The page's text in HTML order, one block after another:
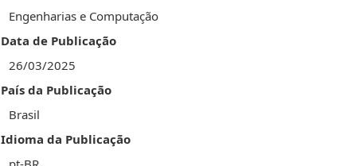
Engenharias e Computação
Data de Publicação
26/03/2025
País da Publicação
Brasil
Idioma da Publicação